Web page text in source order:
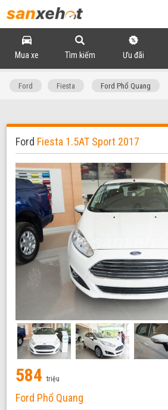
Mua xe Tìm kiếm Ưu đãi
Ford Fiesta Ford Phổ Quang
Ford Fiesta 1.5AT Sport 2017
584triệu
Ford Phổ Quang